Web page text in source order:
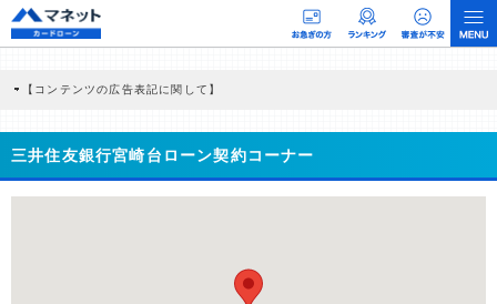
【コンテンツの広告表記に関して】
商品を根拠なくPRするものではなく、当編集部の調査／ユーザーへの口コミ収集な
どに基づき、公平性を担保した情報提供を行っています。
>提携企業一覧
三井住友銀行宮崎台ローン契約コーナー